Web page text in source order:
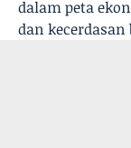
dalam peta
dan kecerdasan